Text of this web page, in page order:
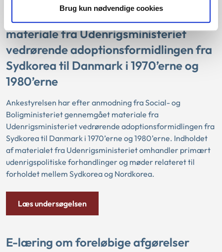
Brug kun nødvendige cookies
Ankestyrelsens gennemgang af
materiale fra Udenrigsministeriet
vedrørende adoptionsformidlingen fra
Sydkorea til Danmark i 1970’erne og
1980’erne
Ankestyrelsen har efter anmodning fra Social- og
Boligministeriet gennemgået materiale fra
Udenrigsministeriet vedrørende adoptionsformidlingen fra
Sydkorea til Danmark i 1970’erne og 1980’erne. Indholdet
af materialet fra Udenrigsministeriet omhandler primært
udenrigspolitiske forhandlinger og møder relateret til
forholdet mellem Sydkorea og Nordkorea.
Læs undersøgelsen
E-læring om foreløbige afgørelser